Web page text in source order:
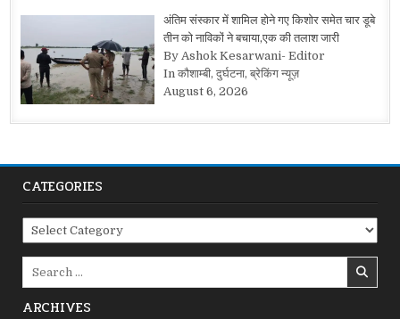
अंतिम संस्कार में शामिल होने गए किशोर समेत चार डूबे
तीन को नाविकों ने बचाया,एक की तलाश जारी
By Ashok Kesarwani- Editor
In कौशाम्बी, दुर्घटना, ब्रेकिंग न्यूज़
August 6, 2026
CATEGORIES
Categories
ARCHIVES